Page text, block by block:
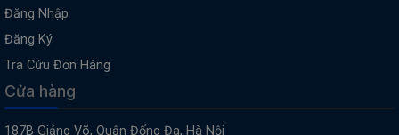
Đăng Nhập
Đăng Ký
Tra Cứu Đơn Hàng
Cửa hàng
187B Giảng Võ, Quận Đống Đa, Hà Nội